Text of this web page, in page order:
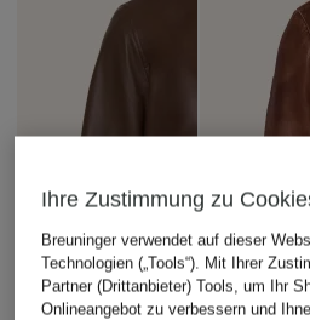
Ihre Zustimmung zu
Breuninger verwendet auf dieser
Technologien („Tools“). Mit Ihrer
Partner (Drittanbieter) Tools, um Ihr
Onlineangebot zu verbessern und